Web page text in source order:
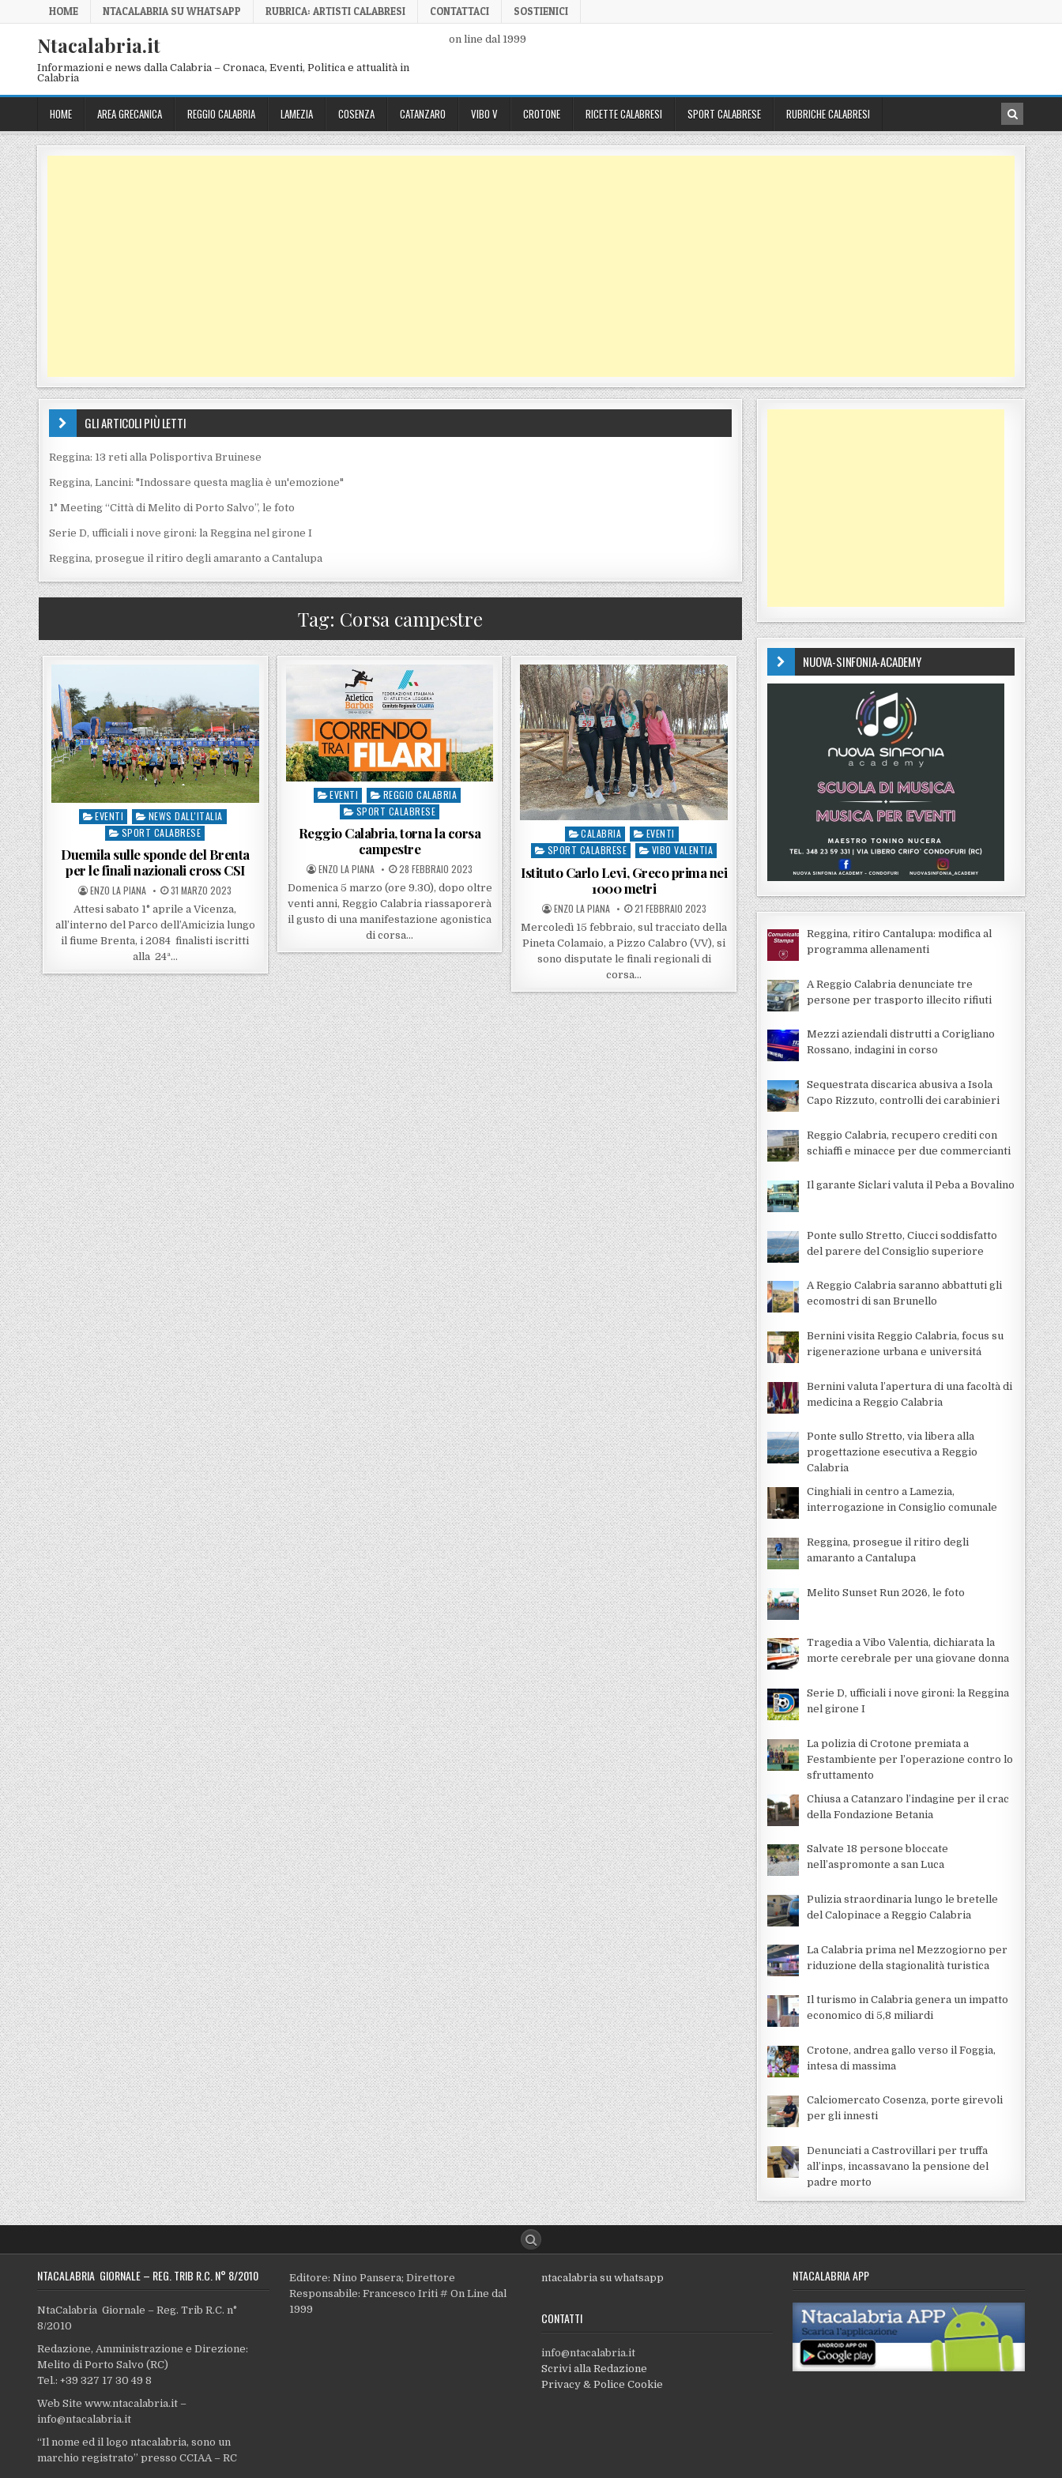
Skip to content
HOME NTACALABRIA SU WHATSAPP RUBRICA: ARTISTI CALABRESI CONTATTACI SOSTIENICI
Ntacalabria.it
Informazioni e news dalla Calabria – Cronaca, Eventi, Politica e attualità in
Calabria
on line dal 1999
HOME AREA GRECANICA REGGIO CALABRIA LAMEZIA COSENZA CATANZARO VIBO V CROTONE RICETTE CALABRESI SPORT CALABRESE RUBRICHE CALABRESI
GLI ARTICOLI PIÙ LETTI
Reggina: 13 reti alla Polisportiva Bruinese
Reggina, Lancini: "Indossare questa maglia è un'emozione"
1° Meeting “Città di Melito di Porto Salvo”, le foto
Serie D, ufficiali i nove gironi: la Reggina nel girone I
Reggina, prosegue il ritiro degli amaranto a Cantalupa
Tag: Corsa campestre
Posted in
EVENTI
NEWS DALL'ITALIA
SPORT CALABRESE
Duemila sulle sponde del Brenta
per le finali nazionali cross CSI
POSTED BY
ENZO LA PIANA POSTED ON
31 MARZO 2023
Attesi sabato 1° aprile a Vicenza,
all’interno del Parco dell’Amicizia lungo
il fiume Brenta, i 2084 finalisti iscritti
alla 24ª…
Posted in
EVENTI
REGGIO CALABRIA
SPORT CALABRESE
Reggio Calabria, torna la corsa
campestre
POSTED BY
ENZO LA PIANA POSTED ON
28 FEBBRAIO 2023
Domenica 5 marzo (ore 9.30), dopo oltre
venti anni, Reggio Calabria riassaporerà
il gusto di una manifestazione agonistica
di corsa…
Posted in
CALABRIA
EVENTI
SPORT CALABRESE
VIBO VALENTIA
Istituto Carlo Levi, Greco prima nei
1000 metri
POSTED BY
ENZO LA PIANA POSTED ON
21 FEBBRAIO 2023
Mercoledì 15 febbraio, sul tracciato della
Pineta Colamaio, a Pizzo Calabro (VV), si
sono disputate le finali regionali di
corsa…
NUOVA-SINFONIA-ACADEMY
Reggina, ritiro Cantalupa: modifica al
programma allenamenti
A Reggio Calabria denunciate tre
persone per trasporto illecito rifiuti
Mezzi aziendali distrutti a Corigliano
Rossano, indagini in corso
Sequestrata discarica abusiva a Isola
Capo Rizzuto, controlli dei carabinieri
Reggio Calabria, recupero crediti con
schiaffi e minacce per due commercianti
Il garante Siclari valuta il Peba a Bovalino
Ponte sullo Stretto, Ciucci soddisfatto
del parere del Consiglio superiore
A Reggio Calabria saranno abbattuti gli
ecomostri di san Brunello
Bernini visita Reggio Calabria, focus su
rigenerazione urbana e universitá
Bernini valuta l’apertura di una facoltà di
medicina a Reggio Calabria
Ponte sullo Stretto, via libera alla
progettazione esecutiva a Reggio
Calabria
Cinghiali in centro a Lamezia,
interrogazione in Consiglio comunale
Reggina, prosegue il ritiro degli
amaranto a Cantalupa
Melito Sunset Run 2026, le foto
Tragedia a Vibo Valentia, dichiarata la
morte cerebrale per una giovane donna
Serie D, ufficiali i nove gironi: la Reggina
nel girone I
La polizia di Crotone premiata a
Festambiente per l’operazione contro lo
sfruttamento
Chiusa a Catanzaro l’indagine per il crac
della Fondazione Betania
Salvate 18 persone bloccate
nell’aspromonte a san Luca
Pulizia straordinaria lungo le bretelle
del Calopinace a Reggio Calabria
La Calabria prima nel Mezzogiorno per
riduzione della stagionalità turistica
Il turismo in Calabria genera un impatto
economico di 5,8 miliardi
Crotone, andrea gallo verso il Foggia,
intesa di massima
Calciomercato Cosenza, porte girevoli
per gli innesti
Denunciati a Castrovillari per truffa
all’inps, incassavano la pensione del
padre morto
NTACALABRIA GIORNALE – REG. TRIB R.C. N° 8/2010
NtaCalabria Giornale – Reg. Trib R.C. n°
8/2010
Redazione, Amministrazione e Direzione:
Melito di Porto Salvo (RC)
Tel.: +39 327 17 30 49 8
Web Site www.ntacalabria.it –
info@ntacalabria.it
“Il nome ed il logo ntacalabria, sono un
marchio registrato” presso CCIAA – RC
Editore: Nino Pansera; Direttore
Responsabile: Francesco Iriti # On Line dal
1999
ntacalabria su whatsapp
CONTATTI
info@ntacalabria.it
Scrivi alla Redazione
Privacy & Police Cookie
NTACALABRIA APP